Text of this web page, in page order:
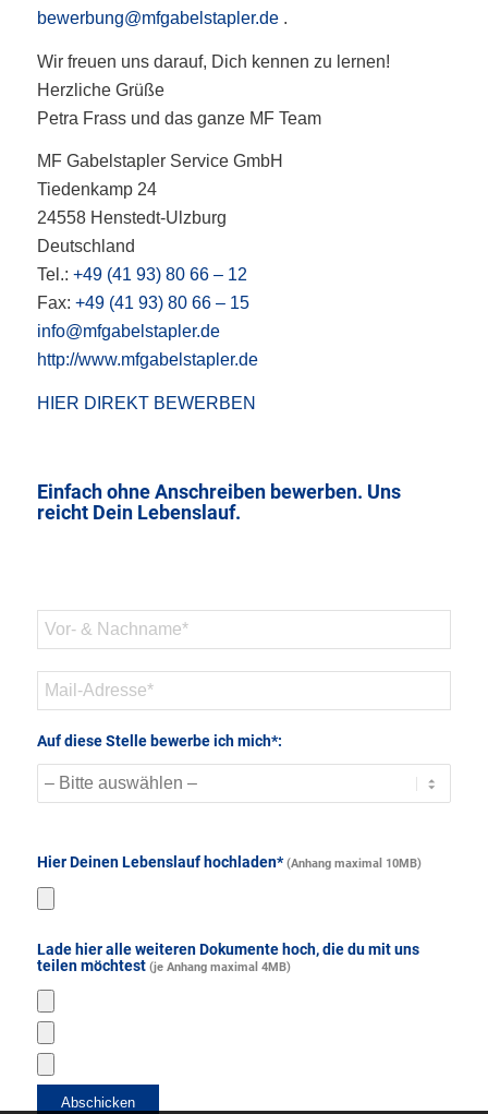
bewerbung@mfgabelstapler.de.
Wir freuen uns darauf, Dich kennen zu lernen!
Herzliche Grüße
Petra Frass und das ganze MF Team
MF Gabelstapler Service GmbH
Tiedenkamp 24
24558 Henstedt-Ulzburg
Deutschland
Tel.: +49 (41 93) 80 66 – 12
Fax: +49 (41 93) 80 66 – 15
info@mfgabelstapler.de
http://www.mfgabelstapler.de
HIER DIREKT BEWERBEN
Einfach ohne Anschreiben bewerben. Uns
reicht Dein Lebenslauf.
Bitte lassen Sie dieses Feld leer.
Auf diese Stelle bewerbe ich mich*:
Hier Deinen Lebenslauf hochladen*(Anhang maximal 10MB)
Lade hier alle weiteren Dokumente hoch, die du mit uns
teilen möchtest (je Anhang maximal 4MB)